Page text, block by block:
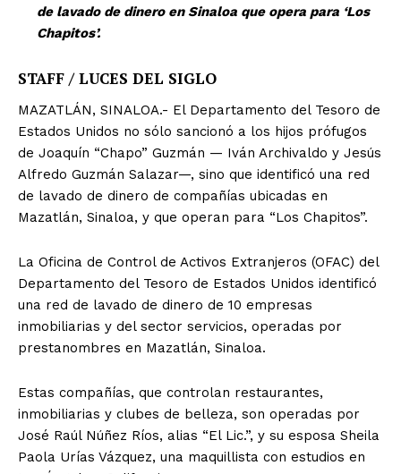
de lavado de dinero en Sinaloa que opera para ‘Los
Chapitos’.
STAFF / LUCES DEL SIGLO
MAZATLÁN, SINALOA.- El Departamento del Tesoro de
Estados Unidos no sólo sancionó a los hijos prófugos
de Joaquín “Chapo” Guzmán — Iván Archivaldo y Jesús
Alfredo Guzmán Salazar—, sino que identificó una red
de lavado de dinero de compañías ubicadas en
Mazatlán, Sinaloa, y que operan para “Los Chapitos”.
La Oficina de Control de Activos Extranjeros (OFAC) del
Departamento del Tesoro de Estados Unidos identificó
una red de lavado de dinero de 10 empresas
inmobiliarias y del sector servicios, operadas por
prestanombres en Mazatlán, Sinaloa.
Estas compañías, que controlan restaurantes,
inmobiliarias y clubes de belleza, son operadas por
José Raúl Núñez Ríos, alias “El Lic.”, y su esposa Sheila
Paola Urías Vázquez, una maquillista con estudios en